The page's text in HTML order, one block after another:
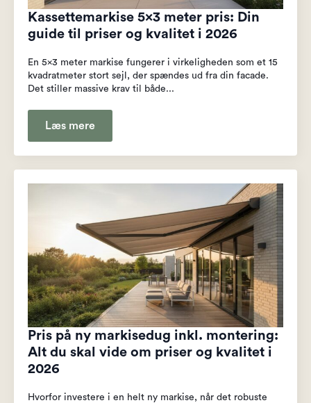
Kassettemarkise 5×3 meter pris: Din
guide til priser og kvalitet i 2026
En 5x3 meter markise fungerer i virkeligheden som et 15
kvadratmeter stort sejl, der spændes ud fra din facade.
Det stiller massive krav til både...
Læs mere
Pris på ny markisedug inkl. montering:
Alt du skal vide om priser og kvalitet i
2026
Hvorfor investere i en helt ny markise, når det robuste